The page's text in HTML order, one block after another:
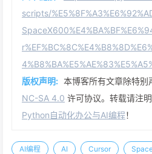
scripts/
版权声明: 本博客所有文章除特别
NC-SA 4.0 许可协议。转载请注
Python自动化办公与AI编程！
AI编程 AI Cursor